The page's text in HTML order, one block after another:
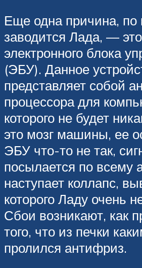
Еще одна причина, по
заводится Лада, —
электронного блока
(ЭБУ). Данное
представляет собой
процессора для
которого не будет
это мозг машины, ее
ЭБУ что-то не так,
посылается по всему
наступает коллапс,
которого Ладу очень
Сбои возникают, как
того, что из печки
пролился антифриз.